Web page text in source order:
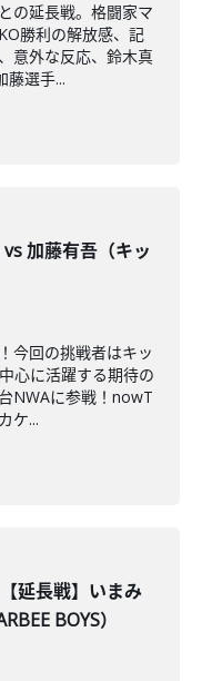
の延長戦。格闘家マ
勝利の解放感、記
意外な反応、鈴木真
藤選手...
加藤有吾（キッ
今回の挑戦者はキッ
心に活躍する期待の
NWAに参戦！nowT
ケ...
延長戦】いまみ
BOYS）